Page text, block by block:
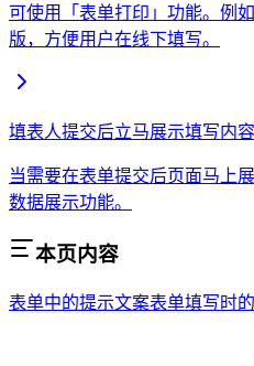
可使用「表单打印」功能。例
版，方便用户在线下填写。
填表人提交后立马展示填写内容
当需要在表单提交后页面马上
数据展示功能。
本页内容
表单中的提示文案表单填写时